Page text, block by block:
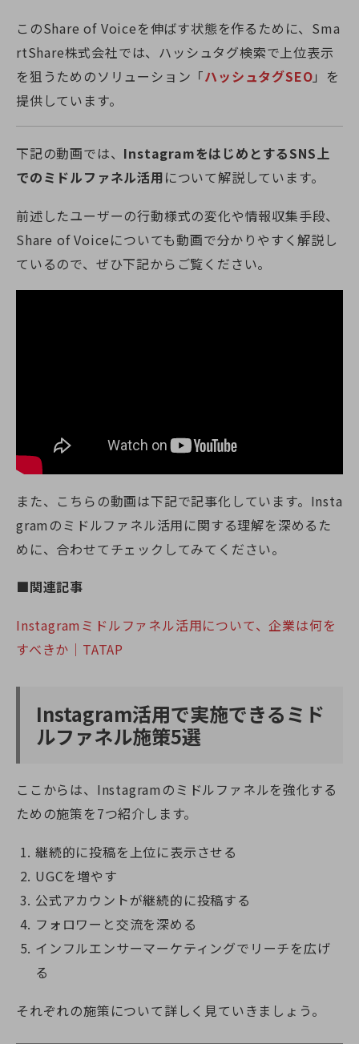
このShare of Voiceを伸ばす状態を作るために、Sma
rtShare株式会社では、ハッシュタグ検索で上位表示
を狙うためのソリューション「ハッシュタグSEO」を
提供しています。
下記の動画では、 InstagramをはじめとするSNS上
でのミドルファネル活用について解説しています。
前述したユーザーの行動様式の変化や情報収集手段、
Share of Voiceについても動画で分かりやすく解説し
ているので、ぜひ下記からご覧ください。
また、こちらの動画は下記で記事化しています。Insta
gramのミドルファネル活用に関する理解を深めるた
めに、合わせてチェックしてみてください。
■関連記事
Instagramミドルファネル活用について、企業は何を
すべきか｜TATAP
Instagram活用で実施できるミド
ルファネル施策5選
ここからは、Instagramのミドルファネルを強化する
ための施策を7つ紹介します。
継続的に投稿を上位に表示させる
UGCを増やす
公式アカウントが継続的に投稿する
フォロワーと交流を深める
インフルエンサーマーケティングでリーチを広げ
る
それぞれの施策について詳しく見ていきましょう。